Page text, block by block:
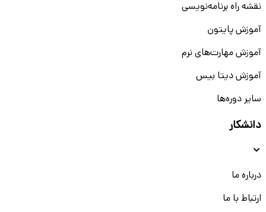
نقشه راه برنامه‌نویسی
آموزش پایتون
آموزش مهارت‌های نرم
آموزش دیتا بیس
سایر دوره‌ها
دانشکار
درباره ما
ارتباط با ما